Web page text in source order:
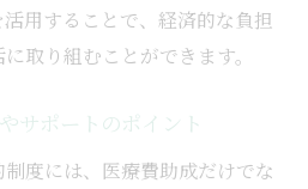
用することで、経済的な負担
取り組むことができます。
サポートのポイント
度には、医療費助成だけでな